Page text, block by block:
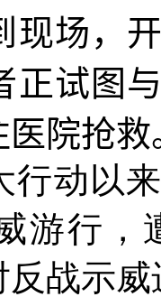
现场，
正试图
院抢救
行动以
游行，
战示